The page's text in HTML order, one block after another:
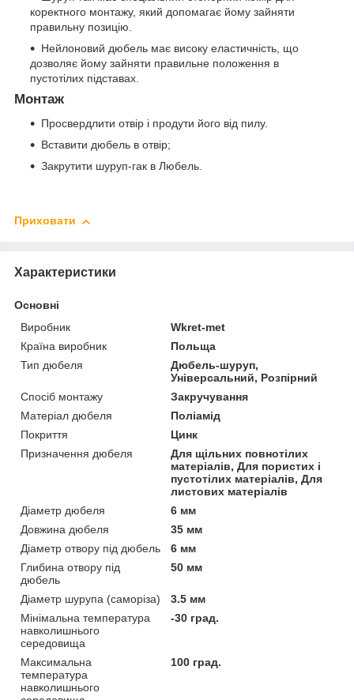
коректного монтажу, який допомагає йому зайняти
правильну позицію.
Нейлоновий дюбель має високу еластичність, що
дозволяє йому зайняти правильне положення в
пустотілих підставах.
Монтаж
Просвердлити отвір і продути його від пилу.
Вставити дюбель в отвір;
Закрутити шуруп-гак в Любель.
Приховати
Характеристики
Основні
Виробник
Wkret-met
Країна виробник
Польща
Тип дюбеля
Дюбель-шуруп,
Універсальний, Розпірний
Спосіб монтажу
Закручування
Матеріал дюбеля
Поліамід
Покриття
Цинк
Призначення дюбеля
Для щільних повнотілих
матеріалів, Для пористих і
пустотілих матеріалів, Для
листових матеріалів
Діаметр дюбеля
6 мм
Довжина дюбеля
35 мм
Діаметр отвору під дюбель
6 мм
Глибина отвору під
дюбель
50 мм
Діаметр шурупа (саморіза)
3.5 мм
Мінімальна температура
навколишнього
середовища
-30 град.
Максимальна
температура
навколишнього
100 град.